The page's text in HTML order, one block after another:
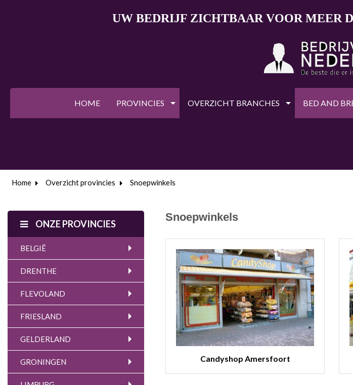
UW BEDRIJF ZICHTBAAR VOOR MEER
HOME PROVINCIES OVERZICHT BRANCHES BED AND
Home Overzicht provincies Snoepwinkels
ONZE PROVINCIES
BELGIË
DRENTHE
FLEVOLAND
FRIESLAND
GELDERLAND
GRONINGEN
Snoepwinkels
Candyshop Amersfoort